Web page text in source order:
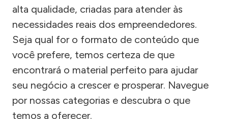
alta qualidade, criadas para atender às
necessidades reais dos empreendedores.
Seja qual for o formato de conteúdo que
você prefere, temos certeza de que
encontrará o material perfeito para ajudar
seu negócio a crescer e prosperar. Navegue
por nossas categorias e descubra o que
temos a oferecer.